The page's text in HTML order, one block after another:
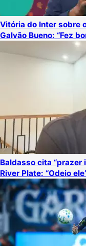
Vitória do Inter sobre
Galvão Bueno: “Fez
Baldasso cita “prazer
River Plate: “Odeio